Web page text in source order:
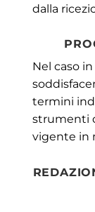
dalla
Nel caso
termini
strumenti
vigente in